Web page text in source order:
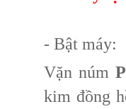
- Bật máy:
Vặn núm
kim đồng